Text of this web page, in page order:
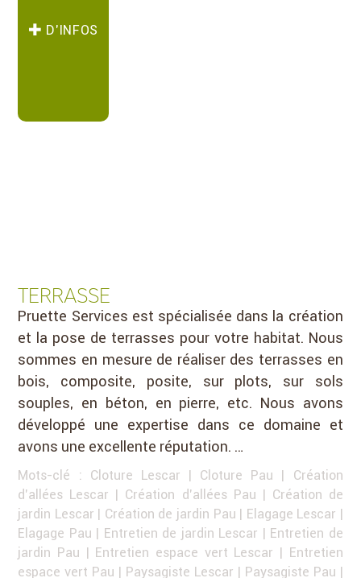
D’INFOS
TERRASSE
Pruette Services est spécialisée dans la création
et la pose de terrasses pour votre habitat. Nous
sommes en mesure de réaliser des terrasses en
bois, composite, posite, sur plots, sur sols
souples, en béton, en pierre, etc. Nous avons
développé une expertise dans ce domaine et
avons une excellente réputation. …
Mots-clé : Cloture Lescar | Cloture Pau | Création
d'allées Lescar | Création d'allées Pau | Création de
jardin Lescar | Création de jardin Pau | Elagage Lescar |
Elagage Pau | Entretien de jardin Lescar | Entretien de
jardin Pau | Entretien espace vert Lescar | Entretien
espace vert Pau | Paysagiste Lescar | Paysagiste Pau |